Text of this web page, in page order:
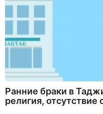
Ранние браки в
религия, отсутствие